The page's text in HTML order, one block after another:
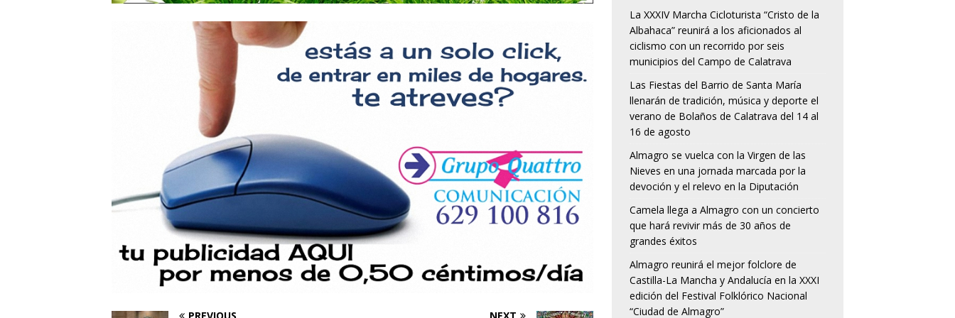
La XXXIV Marcha Cicloturista “Cristo de la
Albahaca” reunirá a los aficionados al
ciclismo con un recorrido por seis
municipios del Campo de Calatrava
Las Fiestas del Barrio de Santa María
llenarán de tradición, música y deporte el
verano de Bolaños de Calatrava del 14 al
16 de agosto
Almagro se vuelca con la Virgen de las
Nieves en una jornada marcada por la
devoción y el relevo en la Diputación
Camela llega a Almagro con un concierto
que hará revivir más de 30 años de
grandes éxitos
Almagro reunirá el mejor folclore de
Castilla-La Mancha y Andalucía en la XXXI
edición del Festival Folklórico Nacional
“Ciudad de Almagro”